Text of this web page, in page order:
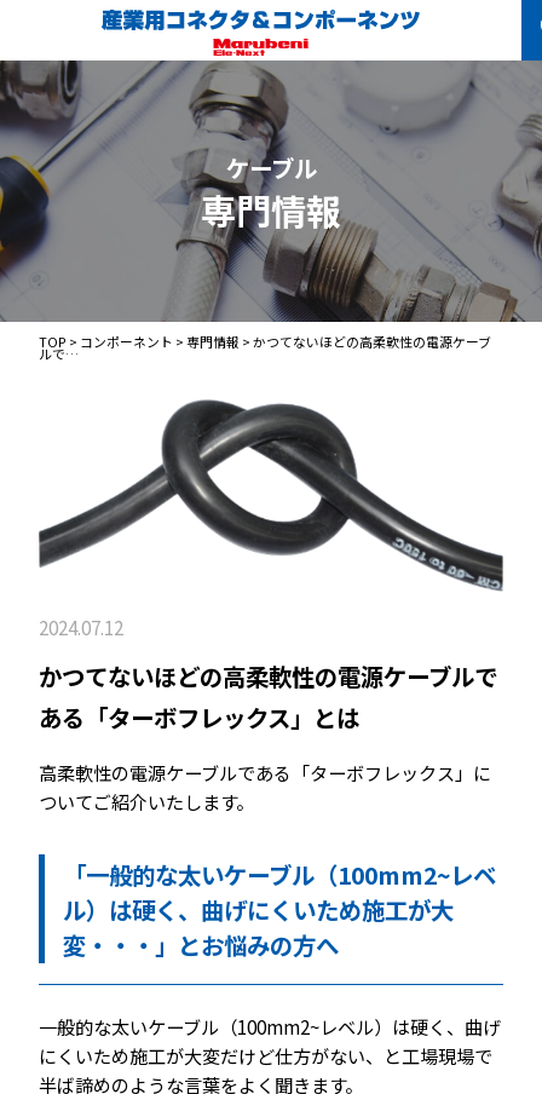
ケーブル
専門情報
TOP > コンポーネント >専門情報 >かつてないほどの高柔軟性の電源ケーブ
ルで…
2024.07.12
かつてないほどの高柔軟性の電源ケーブルで
ある「ターボフレックス」とは
高柔軟性の電源ケーブルである「ターボフレックス」に
ついてご紹介いたします。
「一般的な太いケーブル（100mm2~レベ
ル）は硬く、曲げにくいため施工が大
変・・・」とお悩みの方へ
一般的な太いケーブル（100mm2~レベル）は硬く、曲げ
にくいため施工が大変だけど仕方がない、と工場現場で
半ば諦めのような言葉をよく聞きます。